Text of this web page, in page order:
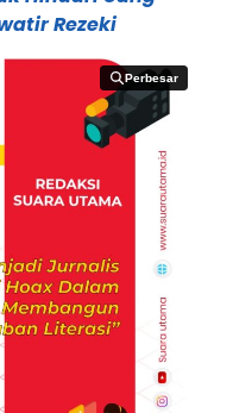
Rezeki
Perbesar
Perbesar